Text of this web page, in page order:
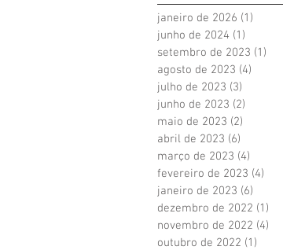
janeiro de 2026 (1)
junho de 2024 (1)
setembro de 2023 (1)
agosto de 2023 (4)
julho de 2023 (3)
junho de 2023 (2)
maio de 2023 (2)
abril de 2023 (6)
março de 2023 (4)
fevereiro de 2023 (4)
janeiro de 2023 (6)
dezembro de 2022 (1)
novembro de 2022 (4)
outubro de 2022 (1)